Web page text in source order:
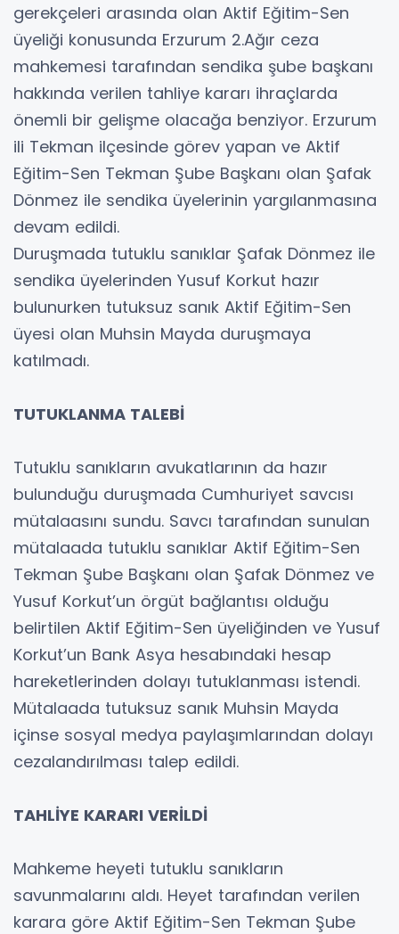
gerekçeleri arasında olan Aktif Eğitim-Sen
üyeliği konusunda Erzurum 2.Ağır ceza
mahkemesi tarafından sendika şube başkanı
hakkında verilen tahliye kararı ihraçlarda
önemli bir gelişme olacağa benziyor. Erzurum
ili Tekman ilçesinde görev yapan ve Aktif
Eğitim-Sen Tekman Şube Başkanı olan Şafak
Dönmez ile sendika üyelerinin yargılanmasına
devam edildi.
Duruşmada tutuklu sanıklar Şafak Dönmez ile
sendika üyelerinden Yusuf Korkut hazır
bulunurken tutuksuz sanık Aktif Eğitim-Sen
üyesi olan Muhsin Mayda duruşmaya
katılmadı.
TUTUKLANMA TALEBİ
Tutuklu sanıkların avukatlarının da hazır
bulunduğu duruşmada Cumhuriyet savcısı
mütalaasını sundu. Savcı tarafından sunulan
mütalaada tutuklu sanıklar Aktif Eğitim-Sen
Tekman Şube Başkanı olan Şafak Dönmez ve
Yusuf Korkut’un örgüt bağlantısı olduğu
belirtilen Aktif Eğitim-Sen üyeliğinden ve Yusuf
Korkut’un Bank Asya hesabındaki hesap
hareketlerinden dolayı tutuklanması istendi.
Mütalaada tutuksuz sanık Muhsin Mayda
içinse sosyal medya paylaşımlarından dolayı
cezalandırılması talep edildi.
TAHLİYE KARARI VERİLDİ
Mahkeme heyeti tutuklu sanıkların
savunmalarını aldı. Heyet tarafından verilen
karara göre Aktif Eğitim-Sen Tekman Şube